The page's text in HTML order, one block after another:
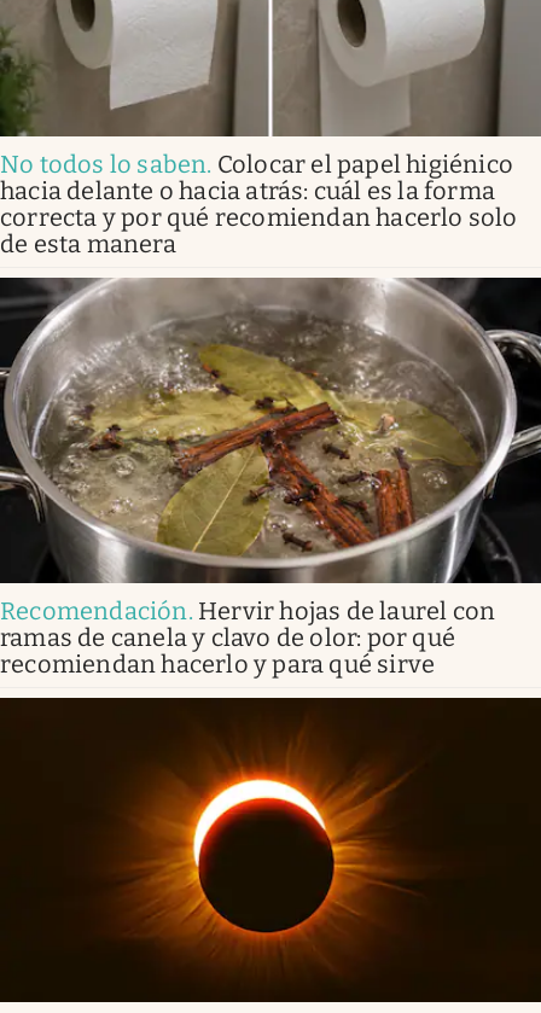
No todos lo saben. Colocar el papel higiénico
hacia delante o hacia atrás: cuál es la forma
correcta y por qué recomiendan hacerlo solo
de esta manera
Recomendación. Hervir hojas de laurel con
ramas de canela y clavo de olor: por qué
recomiendan hacerlo y para qué sirve